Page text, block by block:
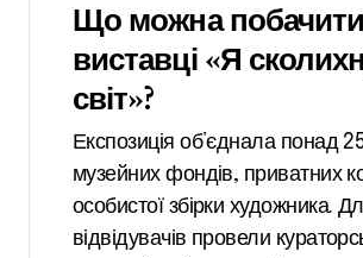
Що можна
виставці «Я
світ»?
Експозиція об’єднала понад
музейних фондів, приватних
особистої збірки художника.
відвідувачів провели